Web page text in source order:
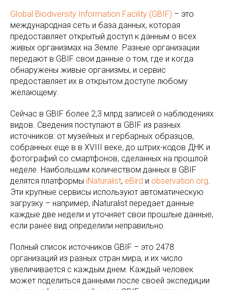
Global Biodiversity Information Facility (GBIF) – это
международная сеть и база данных, которая
предоставляет открытый доступ к данным о всех
живых организмах на Земле. Разные организации
передают в GBIF свои данные о том, где и когда
обнаружены живые организмы, и сервис
предоставляет их в открытом доступе любому
желающему.
Сейчас в GBIF более 2,3 млрд записей о наблюдениях
видов. Сведения поступают в GBIF из разных
источников: от музейных и гербарных образцов,
собранных еще в в XVIII веке, до штрих-кодов ДНК и
фотографий со смартфонов, сделанных на прошлой
неделе. Наибольшим количеством данных в GBIF
делятся платформы iNaturalist, eBird и observation.org.
Эти крупные сервисы используют автоматическую
загрузку – например, iNaturalist передает данные
каждые две недели и уточняет свои прошлые данные,
если ранее вид определили неправильно.
Полный список источников GBIF – это 2478
организаций из разных стран мира, и их число
увеличивается с каждым днем. Каждый человек
может поделиться данными после своей экспедиции